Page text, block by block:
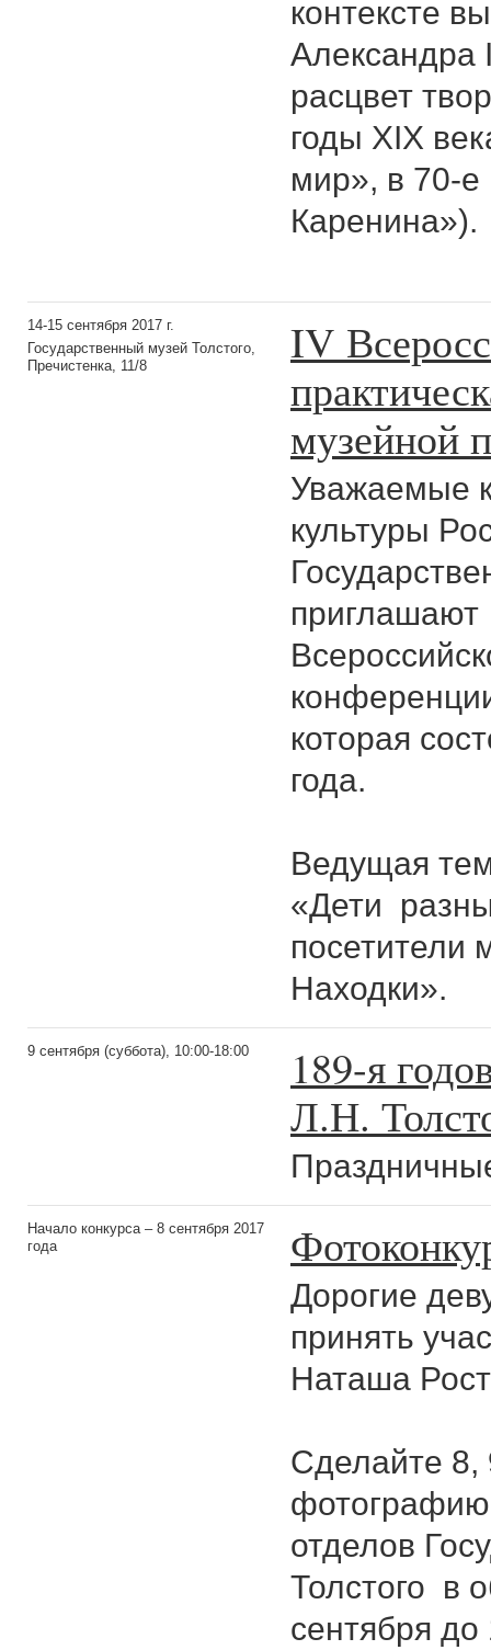
контексте
Александра
расцвет
годы XIX
мир», в 70-
Каренина»).
14-15 сентября 2017 г.
Государственный музей Толстого,
Пречистенка, 11/8
IV
музейной
Уважаемые
культуры
приглашают
которая
года.
Ведущая
«Дети
посетители
Находки».
9 сентября (суббота), 10:00-18:00
189-я
Л.Н.
Начало конкурса – 8 сентября 2017
года
Дорогие
принять
Наташа
Сделайте 8,
отделов
Толстого в
сентября до